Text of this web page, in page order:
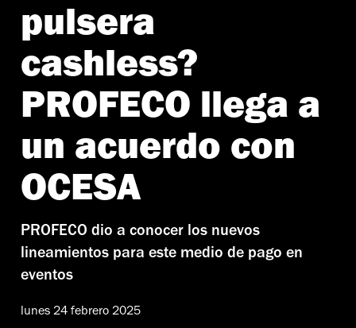
pulsera
cashless?
PROFECO llega a
un acuerdo con
OCESA
PROFECO dio a conocer los nuevos
lineamientos para este medio de pago en
eventos
lunes 24 febrero 2025